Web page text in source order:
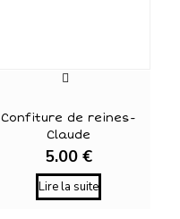
Confiture de reines-
Claude
5.00 €
Lire la suite